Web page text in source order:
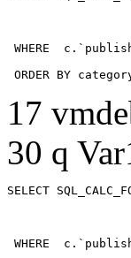
WHERE
ORDER BY
17
30 q
SELECT
WHERE